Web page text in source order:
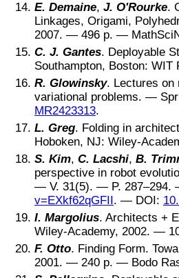
E. Demaine, J. O'Rourke.
Linkages, Origami,
2007. — 496 p. —
C. J. Gantes. Deployable
Southampton, Boston: WIT
R. Glowinsky. Lectures
variational problems. —
MR2423313.
L. Greg. Folding in
Hoboken, NJ: Wiley-
S. Kim, C. Lacshi, B.
perspective in robot
— V. 31(5). — P. 287–294.
v=EXkf62qGFII . — DOI:
I. Margolius. Architects +
Wiley-Academy, 2002. —
F. Otto. Finding Form.
2001. — 240 p. — Bodo